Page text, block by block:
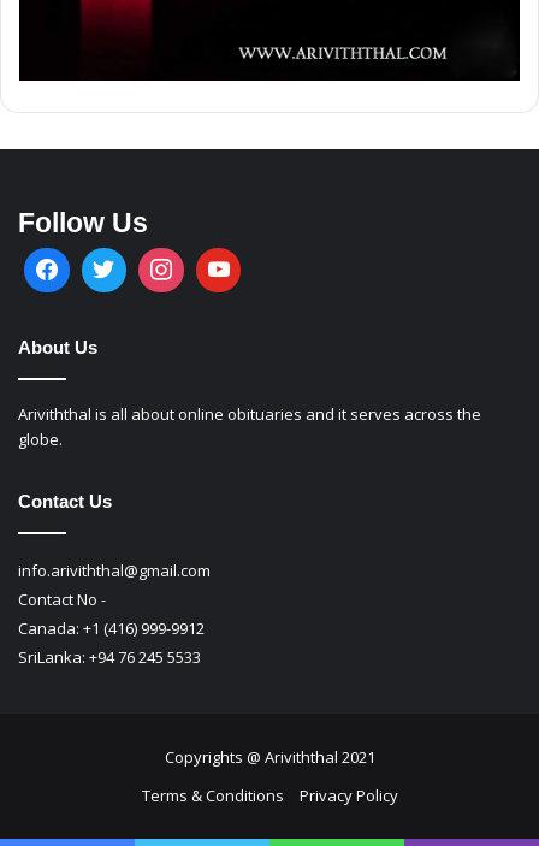
Follow Us
About Us
Ariviththal is all about online obituaries and it serves across the
globe.
Contact Us
info.ariviththal@gmail.com
Contact No -
Canada: +1 (416) 999-9912
SriLanka: +94 76 245 5533
Copyrights @ Ariviththal 2021
Terms & Conditions
Privacy Policy